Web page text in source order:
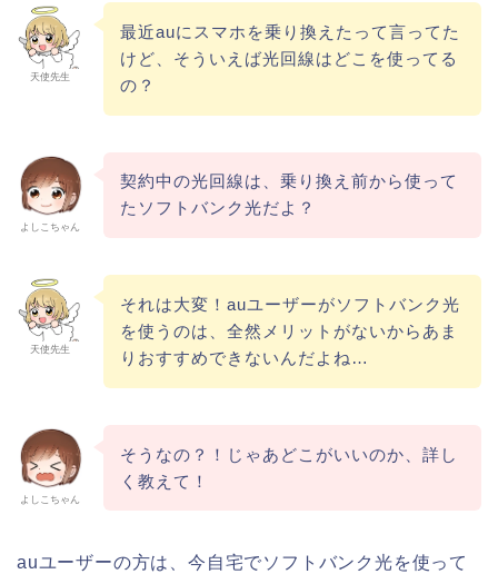
天使先生
最近auにスマホを乗り換えたって言ってた
けど、そういえば光回線はどこを使ってる
の？
よしこちゃん
契約中の光回線は、乗り換え前から使って
たソフトバンク光だよ？
天使先生
それは大変！auユーザーがソフトバンク光
を使うのは、全然メリットがないからあま
りおすすめできないんだよね…
よしこちゃん
そうなの？！じゃあどこがいいのか、詳し
く教えて！
auユーザーの方は、今自宅でソフトバンク光を使って